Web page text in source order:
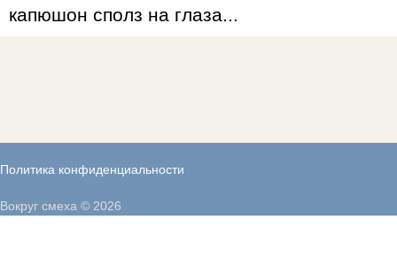
капюшон сполз на глаза...
Политика конфиденциальности
Вокруг смеха © 2026